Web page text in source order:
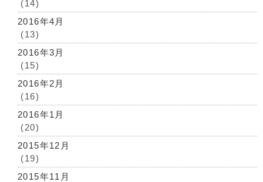
(14)
2016年4月
(13)
2016年3月
(15)
2016年2月
(16)
2016年1月
(20)
2015年12月
(19)
2015年11月